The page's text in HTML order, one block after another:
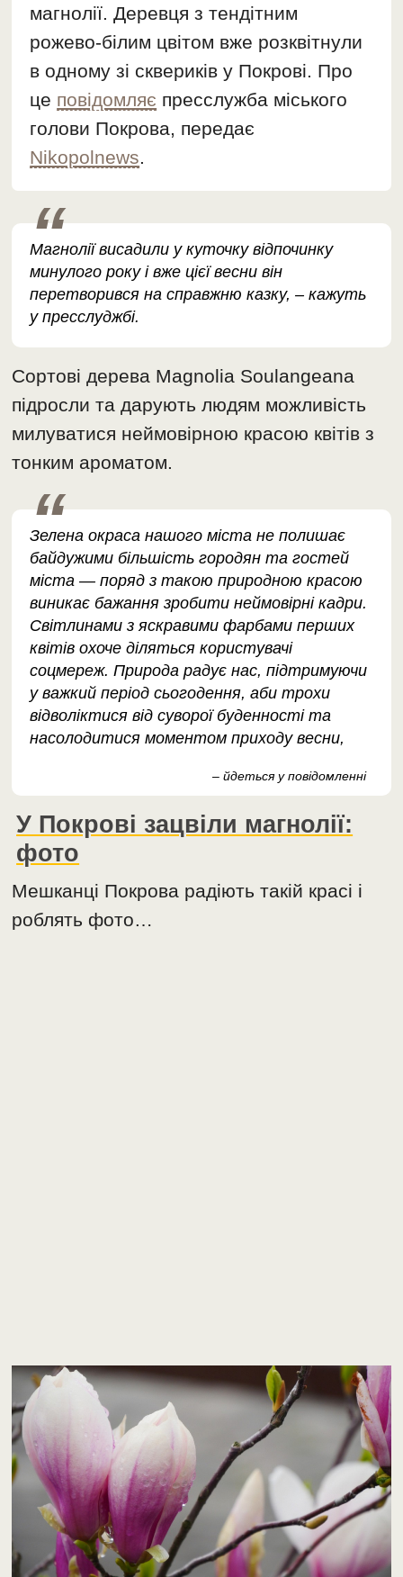
магнолії. Деревця з тендітним
рожево-білим цвітом вже розквітнули
в одному зі сквериків у Покрові. Про
це повідомляє пресслужба міського
голови Покрова, передає
Nikopolnews
Магнолії висадили у куточку відпочинку
минулого року і вже цієї весни він
перетворився на справжню казку, – кажуть
у пресслуджбі.
Сортові дерева Magnolia Soulangeana
підросли та дарують людям можливість
милуватися неймовірною красою квітів з
тонким ароматом.
Зелена окраса нашого міста не полишає
байдужими більшість городян та гостей
міста — поряд з такою природною красою
виникає бажання зробити неймовірні кадри.
Світлинами з яскравими фарбами перших
квітів охоче діляться користувачі
соцмереж. Природа радує нас, підтримуючи
у важкий період сьогодення, аби трохи
відволіктися від суворої буденності та
насолодитися моментом приходу весни,
– йдеться у повідомленні
У Покрові зацвіли магнолії:
фото
Мешканці Покрова радіють такій красі і
роблять фото…